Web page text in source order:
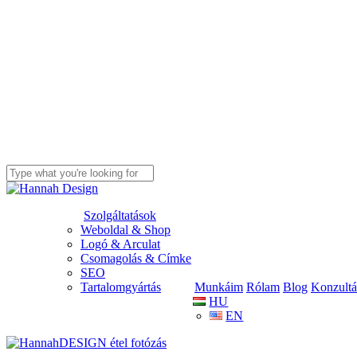
Close
Szolgáltatások
Weboldal & Shop
Logó & Arculat
Csomagolás & Címke
SEO
Tartalomgyártás
Munkáim Rólam Blog
HU
EN